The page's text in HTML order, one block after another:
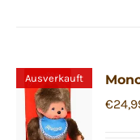
Ausverkauft
€